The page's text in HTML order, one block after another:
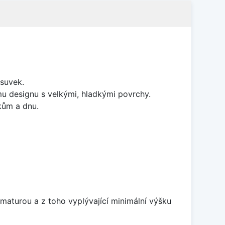
designu s velkými, hladkými povrchy.
a dnu.
a z toho vyplývající minimální výšku